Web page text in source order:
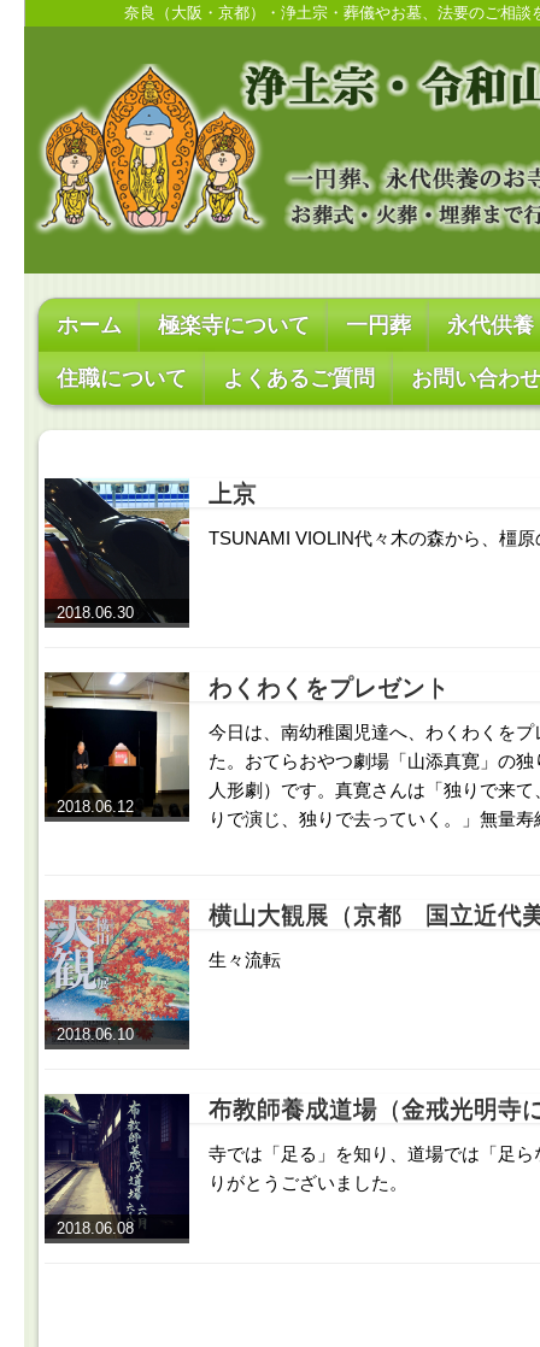
奈良（大阪・京都）・浄土宗・葬儀やお墓、法要のご相談
ホーム 極楽寺について 一円葬 永代供養
住職について よくあるご質問 お問い合わせ
2018.06.30
上京
TSUNAMI VIOLIN代々木の森から、橿原
2018.06.12
わくわくをプレゼント
今日は、南幼稚園児達へ、わくわくをプ
た。おてらおやつ劇場「山添真寛」の
人形劇）です。真寛さんは「独りで来
りで演じ、独りで去っていく。」無量
2018.06.10
横山大観展（京都 国立近代
生々流転
2018.06.08
布教師養成道場（金戒光明寺
寺では「足る」を知り、道場では「足
りがとうございました。